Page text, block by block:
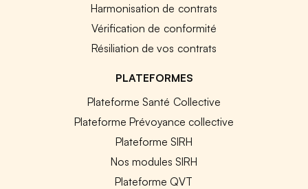
Harmonisation de contrats
Vérification de conformité
Résiliation de vos contrats
PLATEFORMES
Plateforme Santé Collective
Plateforme Prévoyance collective
Plateforme SIRH
Nos modules SIRH
Plateforme QVT